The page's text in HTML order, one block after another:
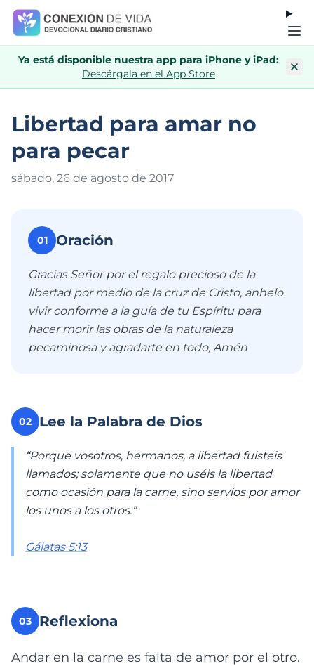
Ya está disponible nuestra app para iPhone y iPad:
Descárgala en el App Store
Libertad para amar no
para pecar
sábado, 26 de agosto de 2017
01 Oración
Gracias Señor por el regalo precioso de la
libertad por medio de la cruz de Cristo, anhelo
vivir conforme a la guía de tu Espíritu para
hacer morir las obras de la naturaleza
pecaminosa y agradarte en todo, Amén
02 Lee la Palabra de Dios
“Porque vosotros, hermanos, a libertad fuisteis
llamados; solamente que no uséis la libertad
como ocasión para la carne, sino servíos por amor
los unos a los otros.”
Gálatas 5:13
03 Reflexiona
Andar en la carne es falta de amor por el otro.